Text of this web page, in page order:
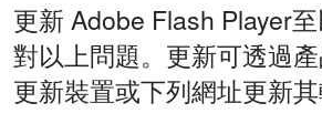
更新 Adobe Flash Player
對以上問題。更新可透過
更新裝置或下列網址更新